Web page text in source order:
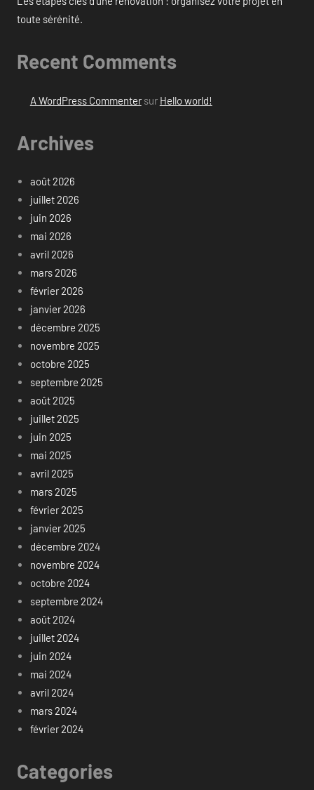
toute sérénité.
Recent Comments
A WordPress Commentersur Hello world!
Archives
août 2026
juillet 2026
juin 2026
mai 2026
avril 2026
mars 2026
février 2026
janvier 2026
décembre 2025
novembre 2025
octobre 2025
septembre 2025
août 2025
juillet 2025
juin 2025
mai 2025
avril 2025
mars 2025
février 2025
janvier 2025
décembre 2024
novembre 2024
octobre 2024
septembre 2024
août 2024
juillet 2024
juin 2024
mai 2024
avril 2024
mars 2024
février 2024
Categories